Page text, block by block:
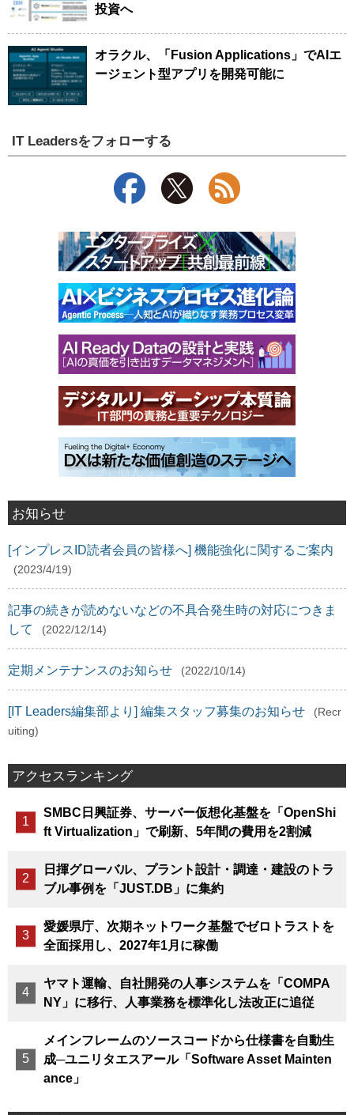
投資へ
オラクル、「Fusion Applications」でAIエ
ージェント型アプリを開発可能に
IT Leadersをフォローする
お知らせ
[インプレスID読者会員の皆様へ] 機能強化に関するご案内
(2023/4/19)
記事の続きが読めないなどの不具合発生時の対応につきま
して
(2022/12/14)
定期メンテナンスのお知らせ (2022/10/14)
[IT Leaders編集部より] 編集スタッフ募集のお知らせ
(Recr
uiting)
アクセスランキング
SMBC日興証券、サーバー仮想化基盤を「OpenShi
ft Virtualization」で刷新、5年間の費用を2割減
日揮グローバル、プラント設計・調達・建設のトラ
ブル事例を「JUST.DB」に集約
愛媛県庁、次期ネットワーク基盤でゼロトラストを
全面採用し、2027年1月に稼働
ヤマト運輸、自社開発の人事システムを「COMPA
NY」に移行、人事業務を標準化し法改正に追従
メインフレームのソースコードから仕様書を自動生
成─ユニリタエスアール「Software Asset Mainten
ance」